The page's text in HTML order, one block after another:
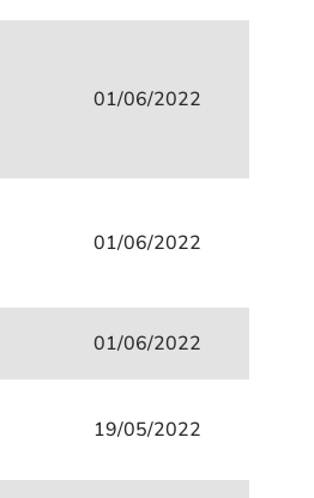
01/06/2022
01/06/2022
01/06/2022
19/05/2022